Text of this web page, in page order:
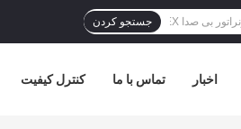
جستجو کردن
کنترل کیفیت تماس با ما اخبار